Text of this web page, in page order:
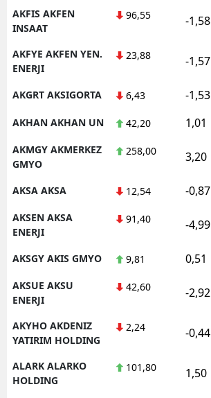
AKFIS AKFEN
INSAAT
96,55 -1,58
AKFYE AKFEN YEN.
ENERJI
23,88 -1,57
AKGRT AKSIGORTA 6,43 -1,53
AKHAN AKHAN UN 42,20 1,01
AKMGY AKMERKEZ
GMYO
258,00 3,20
AKSA AKSA 12,54 -0,87
AKSEN AKSA
ENERJI
91,40 -4,99
AKSGY AKIS GMYO 9,81 0,51
AKSUE AKSU
ENERJI
42,60 -2,92
AKYHO AKDENIZ
YATIRIM HOLDING
2,24 -0,44
ALARK ALARKO
HOLDING
101,80 1,50